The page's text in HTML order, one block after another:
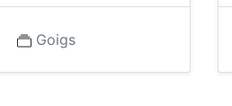
Goigs